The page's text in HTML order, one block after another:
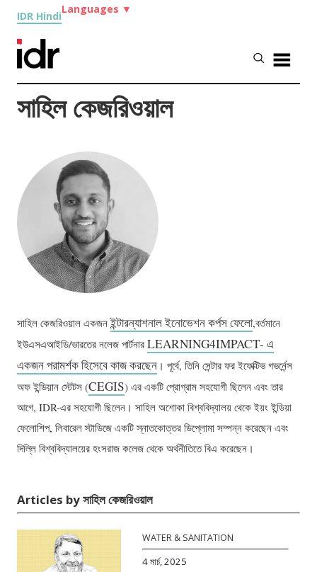
IDR Hindi
Languages ▼
সাহিল কেজরিওয়াল
সাহিল কেজরিওয়াল একজনইন্টারন্যাশনাল ইনোভেশন কর্পস ফেলো,বর্তমানে
ইউএসএআইডি/ভারতের নলেজ পার্টনারLEARNING4IMPACT- এ
একজন পরামর্শক হিসেবে কাজ করছেন । পূর্বে, তিনি সেন্টার ফর ইফেক্টিভ গভর্নেন্স
অফ ইন্ডিয়ান স্টেটস (CEGIS) এর একটি প্রোগ্রাম সহযোগী ছিলেন এবং তার
আগে, IDR-এর সহযোগী ছিলেন। সাহিল অশোকা বিশ্ববিদ্যালয় থেকে ইয়ং ইন্ডিয়া
ফেলোশিপ, লিবারেল স্টাডিজে একটি স্নাতকোত্তর ডিপ্লোমা সম্পন্ন করেছেন এবং
দিল্লি বিশ্ববিদ্যালয়ের হংসরাজ কলেজ থেকে অর্থনীতিতে বিএ করেছেন।
Articles by সাহিল কেজরিওয়াল
WATER & SANITATION
4 মার্চ, 2025